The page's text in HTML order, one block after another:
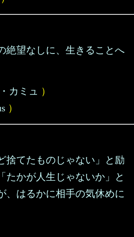
絶望なしに、生きることへ
カミュ
）
）
捨てたものじゃない」と励
たかが人生じゃないか」と
、はるかに相手の気休めに